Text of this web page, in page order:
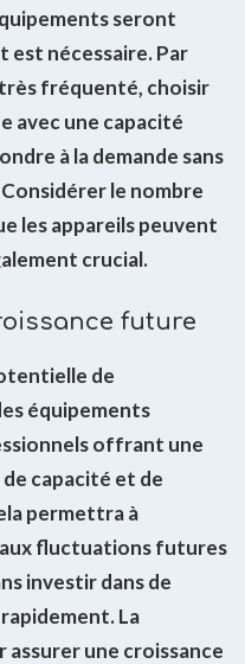
seront
nécessaire. Par
fréquenté, choisir
avec une capacité
à la demande sans
le nombre
les appareils peuvent
crucial.
future
de
équipements
offrant une
capacité et de
permettra à
aux fluctuations futures
investir dans de
La
une croissance